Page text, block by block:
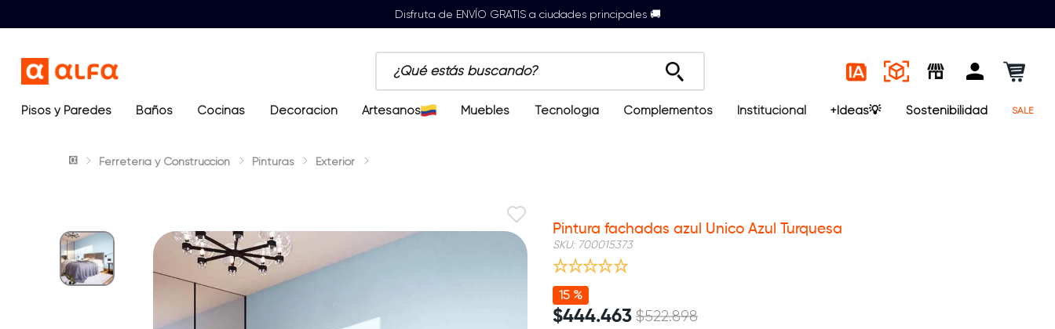
Disfruta de ENVÍO GRATIS a ciudades principales 🚚
¿Qué estás buscando?
Términos más buscados
2. sanitario
5. closet
Pisos y Paredes Baños Cocinas Decoración Artesanos Muebles Tecnología Complementos Institucional +Ideas💡 Sostenibilidad SALE
Ferretería y Construcción Pinturas Exterior
Pintura fachadas azul Unico Azul Turquesa
SKU: 700015373
15 %
$444.463 $522.898